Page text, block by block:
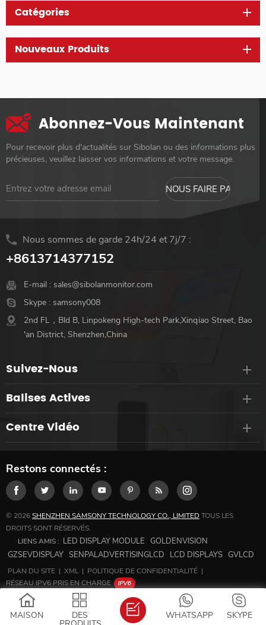
Catégories
Nouveaux Produits
Abonnez-Vous Maintenant
Pour recevoir plus d'actualités sur Sibolan ou des informations plus
précieuses, veuillez laisser vos informations et votre message.
Nous sommes de garde 24h/24 et 7j/7 :
+8613714377152
E-mail : sales@sibolanmonitor.com
Skype : samsony008
2nd FL，Bld B, Linpokeng High-tech Park,Xinqiao Street, Bao
'an District, Shenzhen,China
Suivez-Nous
Balises Actives
Centre Vidéo
Restons connectés :
© 2026SHENZHEN SAMSONY TECHNOLOGY CO., LIMITED TOUS LES
DROITS SONT RÉSERVÉS.
LIENS AMIS : LED DISPLAY MODULE GOLDENVISION
GZSEVDISPLAY SENPALADVERTISINGLCD LCD DISPLAYS GVLCD
PLAN DU SITE | XML | POLITIQUE DE CONFIDENTIALITÉ |
RÉSEAU IPV6 PRIS EN CHARGE
MAISON DES SKYPE
WHATSAPP